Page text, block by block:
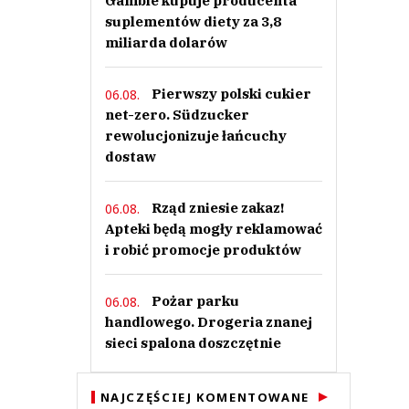
suplementów diety za 3,8
miliarda dolarów
06.08.
Pierwszy polski cukier
net-zero. Südzucker
rewolucjonizuje łańcuchy
dostaw
06.08.
Rząd zniesie zakaz!
Apteki będą mogły reklamować
i robić promocje produktów
06.08.
Pożar parku
handlowego. Drogeria znanej
sieci spalona doszczętnie
NAJCZĘŚCIEJ KOMENTOWANE